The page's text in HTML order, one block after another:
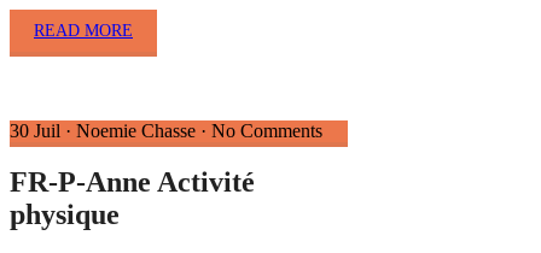
READ MORE
30 Juil · Noemie Chasse · No Comments
FR-P-Anne Activité
physique